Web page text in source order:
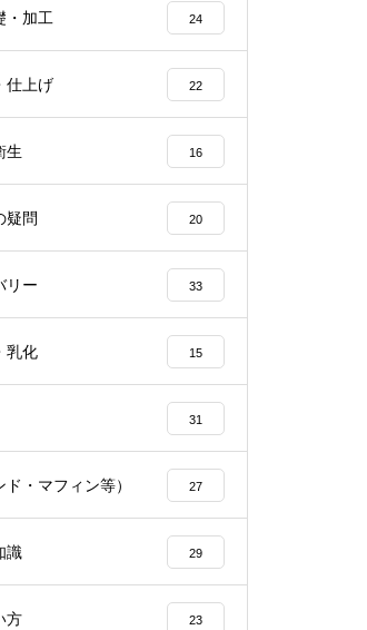
・加工 24
仕上げ 22
生 16
疑問 20
リー 33
乳化 15
31
・マフィン等） 27
識 29
方 23